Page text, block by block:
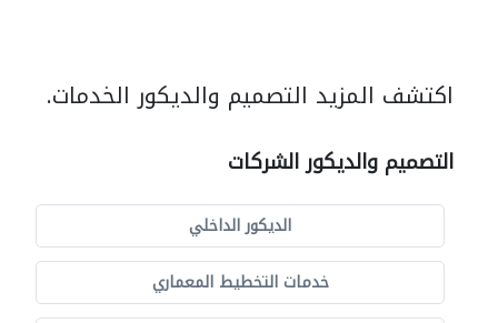
اكتشف المزيد التصميم والديكور الخدمات.
التصميم والديكور الشركات
الديكور الداخلي
خدمات التخطيط المعماري